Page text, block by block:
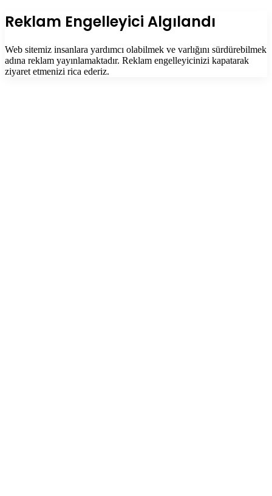
Kapalı
Reklam Engelleyici Algılandı
Web sitemiz insanlara yardımcı olabilmek ve varlığını sürdürebilmek
adına reklam yayınlamaktadır. Reklam engelleyicinizi kapatarak
ziyaret etmenizi rica ederiz.